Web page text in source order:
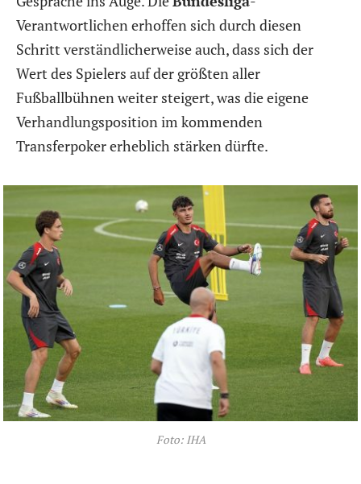
Verantwortlichen erhoffen sich durch diesen
Schritt verständlicherweise auch, dass sich der
Wert des Spielers auf der größten aller
Fußballbühnen weiter steigert, was die eigene
Verhandlungsposition im kommenden
Transferpoker erheblich stärken dürfte.
Foto: IHA